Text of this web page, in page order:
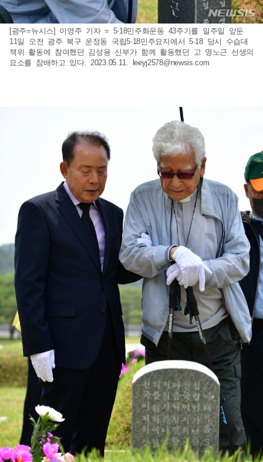
[광주=뉴시스] 이영주 기자 = 5·18민주화운동 43주기를 일주일 앞둔
11일 오전 광주 북구 운정동 국립5·18민주묘지에서 5·18 당시 수습대
책위 활동에 참여했던 김성용 신부가 함께 활동했던 고 명노근 선생의
묘소를 참배하고 있다. 2023.05.11.
leeyj2578@newsis.com